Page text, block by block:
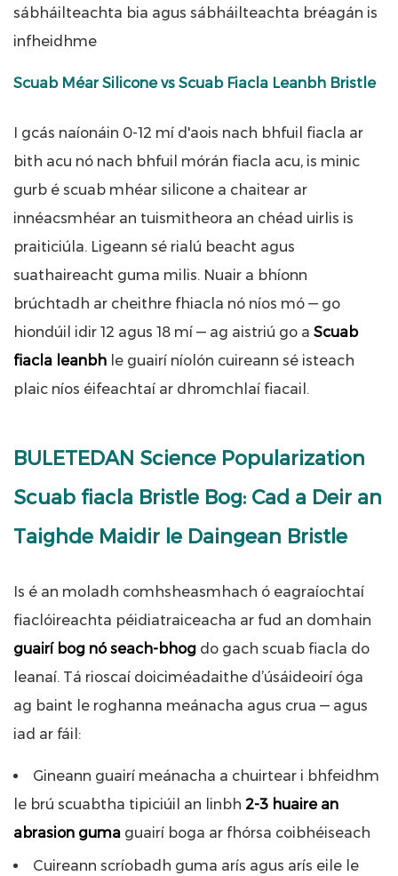
sábháilteachta bia agus sábháilteachta bréagán is
infheidhme
Scuab Méar Silicone vs Scuab Fiacla Leanbh Bristle
I gcás naíonáin 0-12 mí d'aois nach bhfuil fiacla ar
bith acu nó nach bhfuil mórán fiacla acu, is minic
gurb é scuab mhéar silicone a chaitear ar
innéacsmhéar an tuismitheora an chéad uirlis is
praiticiúla. Ligeann sé rialú beacht agus
suathaireacht guma milis. Nuair a bhíonn
brúchtadh ar cheithre fhiacla nó níos mó — go
hiondúil idir 12 agus 18 mí — ag aistriú go a Scuab
fiacla leanbh le guairí níolón cuireann sé isteach
plaic níos éifeachtaí ar dhromchlaí fiacail.
BULETEDAN Science Popularization
Scuab fiacla Bristle Bog: Cad a Deir an
Taighde Maidir le Daingean Bristle
Is é an moladh comhsheasmhach ó eagraíochtaí
fiaclóireachta péidiatraiceacha ar fud an domhain
guairí bog nó seach-bhog do gach scuab fiacla do
leanaí. Tá rioscaí doiciméadaithe d’úsáideoirí óga
ag baint le roghanna meánacha agus crua — agus
iad ar fáil:
Gineann guairí meánacha a chuirtear i bhfeidhm
le brú scuabtha tipiciúil an linbh 2-3 huaire an
abrasion guma guairí boga ar fhórsa coibhéiseach
Cuireann scríobadh guma arís agus arís eile le